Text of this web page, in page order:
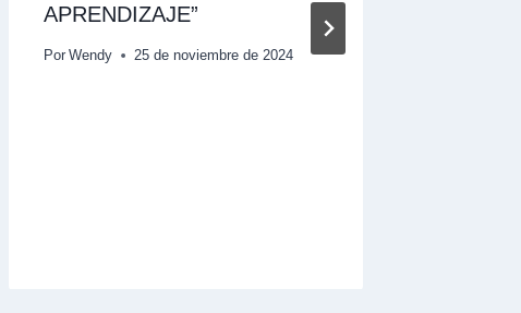
APRENDIZAJE”
Por Wendy 25 de noviembre de 2024